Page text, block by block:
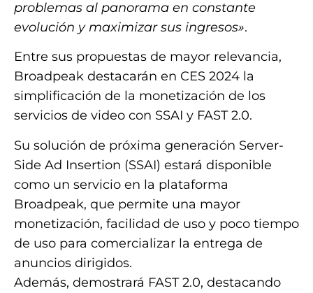
problemas al panorama en constante
evolución y maximizar sus ingresos».
Entre sus propuestas de mayor relevancia,
Broadpeak destacarán en CES 2024 la
simplificación de la monetización de los
servicios de video con SSAI y FAST 2.0.
Su solución de próxima generación Server-
Side Ad Insertion (SSAI) estará disponible
como un servicio en la plataforma
Broadpeak, que permite una mayor
monetización, facilidad de uso y poco tiempo
de uso para comercializar la entrega de
anuncios dirigidos.
Además, demostrará FAST 2.0, destacando